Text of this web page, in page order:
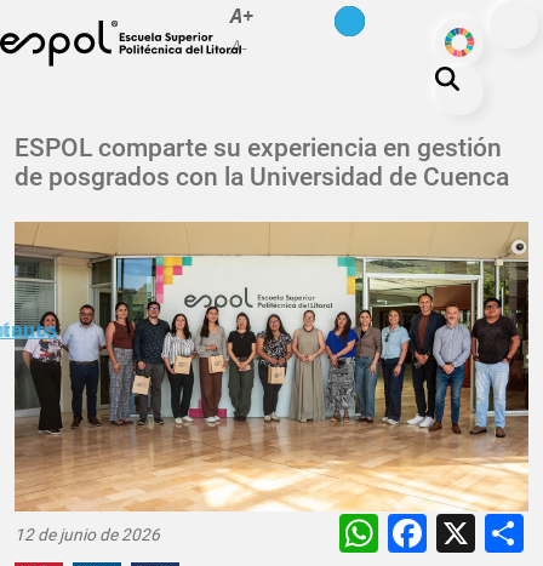
Pasar al contenido principal
A+
A-
ODS
La ESPOL
Educación
Vida politécnica
Investigación
Nuestra Huella
Transparencia
ESPOL comparte su experiencia en gestión
de posgrados con la Universidad de Cuenca
12 de junio de 2026 X